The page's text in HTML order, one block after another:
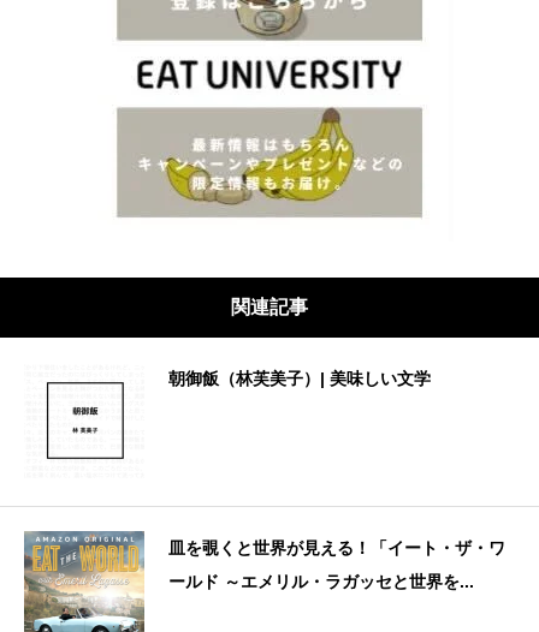
関連記事
朝御飯（林芙美子）| 美味しい文学
皿を覗くと世界が見える！「イート・ザ・ワ
ールド ～エメリル・ラガッセと世界を...